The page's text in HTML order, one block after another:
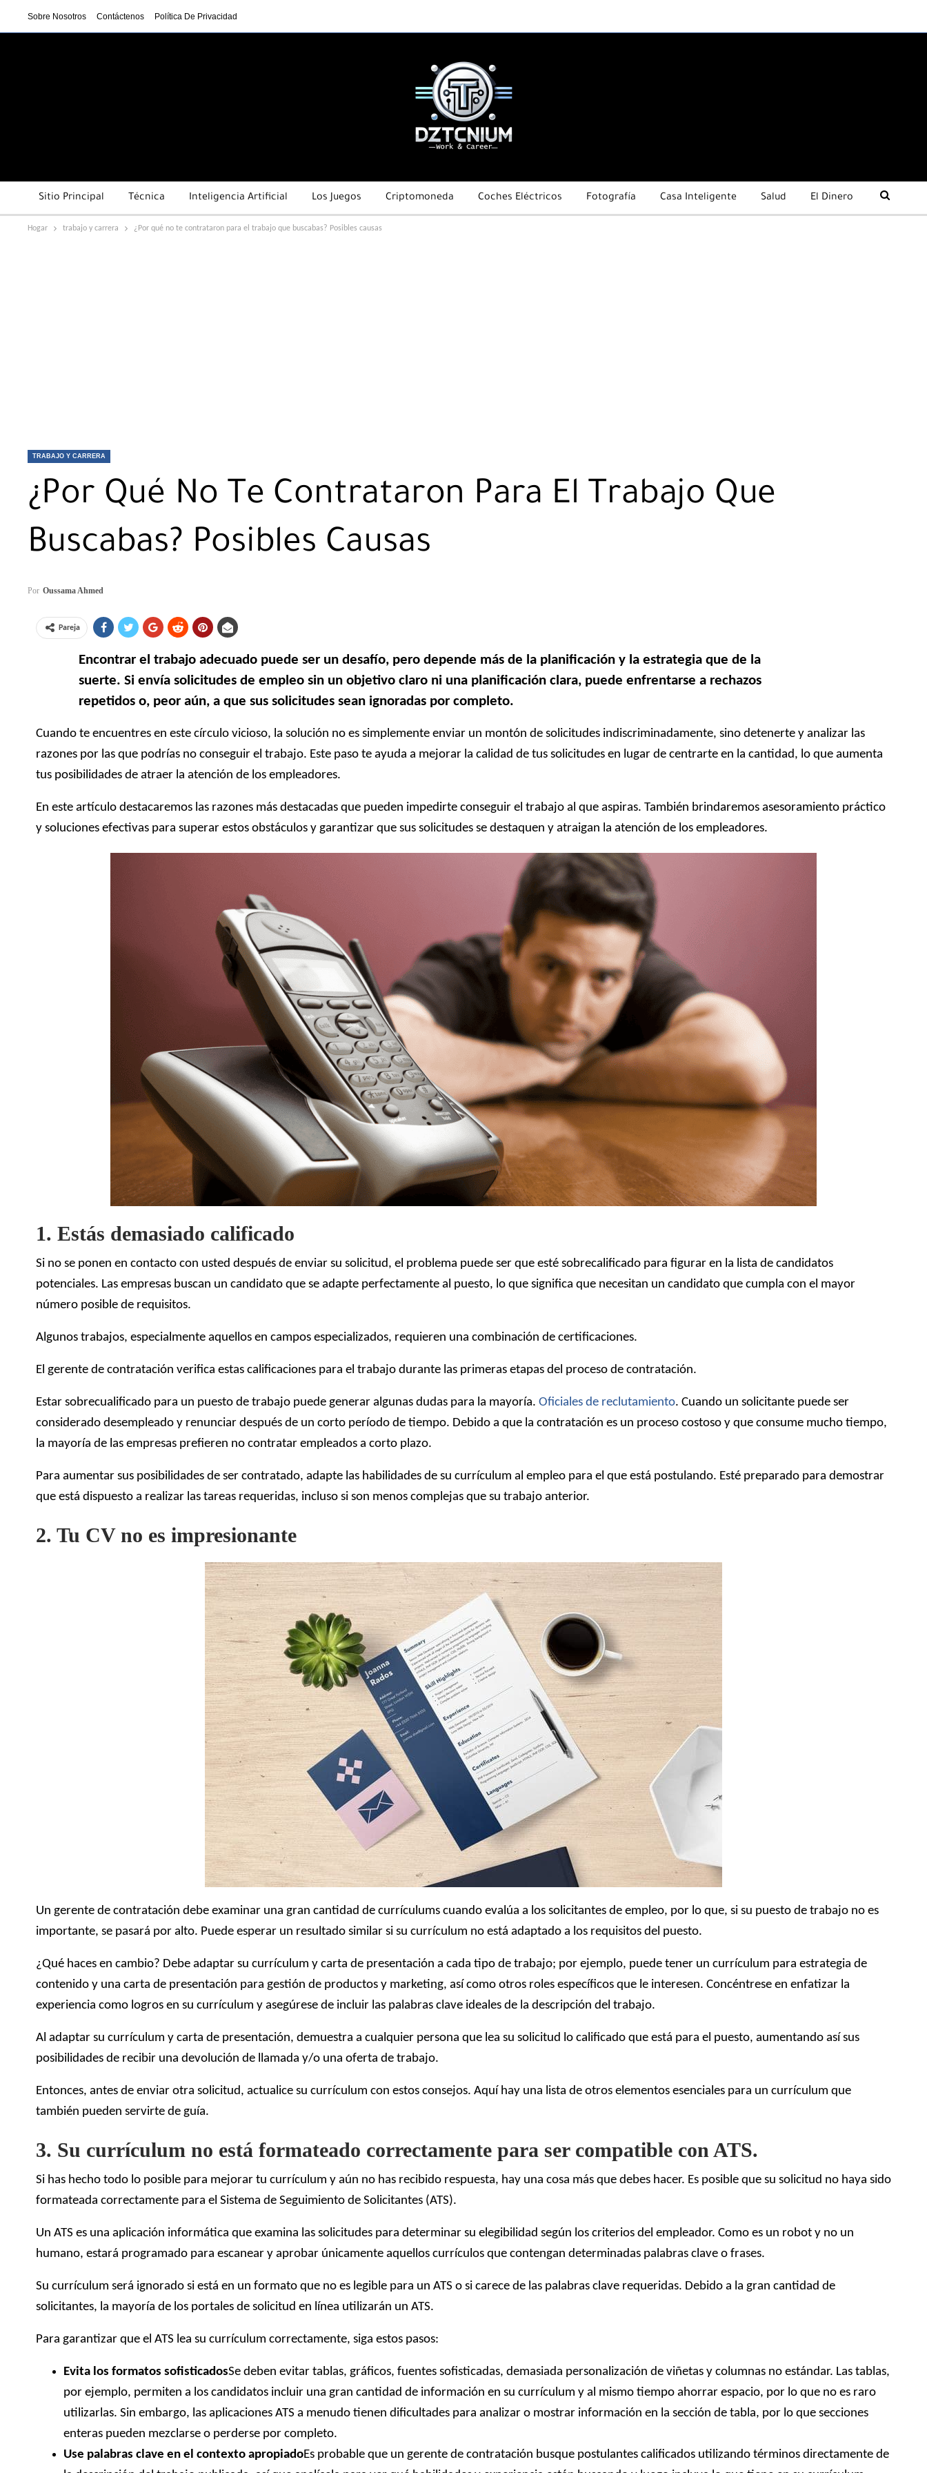
Sobre Nosotros Contáctenos Política De Privacidad
Sitio Principal Técnica Inteligencia Artificial Los Juegos Criptomoneda Coches Eléctricos Fotografía Casa Inteligente Salud El Dinero
Hogar trabajo y carrera ¿Por qué no te contrataron para el trabajo que buscabas? Posibles causas
TRABAJO Y CARRERA
¿Por Qué No Te Contrataron Para El Trabajo Que
Buscabas? Posibles Causas
Por Oussama Ahmed
Pareja
Encontrar el trabajo adecuado puede ser un desafío, pero depende más de la planificación y la estrategia que de la
suerte. Si envía solicitudes de empleo sin un objetivo claro ni una planificación clara, puede enfrentarse a rechazos
repetidos o, peor aún, a que sus solicitudes sean ignoradas por completo.
Cuando te encuentres en este círculo vicioso, la solución no es simplemente enviar un montón de solicitudes indiscriminadamente, sino detenerte y analizar las
razones por las que podrías no conseguir el trabajo. Este paso te ayuda a mejorar la calidad de tus solicitudes en lugar de centrarte en la cantidad, lo que aumenta
tus posibilidades de atraer la atención de los empleadores.
En este artículo destacaremos las razones más destacadas que pueden impedirte conseguir el trabajo al que aspiras. También brindaremos asesoramiento práctico
y soluciones efectivas para superar estos obstáculos y garantizar que sus solicitudes se destaquen y atraigan la atención de los empleadores.
1. Estás demasiado calificado
Si no se ponen en contacto con usted después de enviar su solicitud, el problema puede ser que esté sobrecalificado para figurar en la lista de candidatos
potenciales. Las empresas buscan un candidato que se adapte perfectamente al puesto, lo que significa que necesitan un candidato que cumpla con el mayor
número posible de requisitos.
Algunos trabajos, especialmente aquellos en campos especializados, requieren una combinación de certificaciones.
El gerente de contratación verifica estas calificaciones para el trabajo durante las primeras etapas del proceso de contratación.
Estar sobrecualificado para un puesto de trabajo puede generar algunas dudas para la mayoría. Oficiales de reclutamiento. Cuando un solicitante puede ser
considerado desempleado y renunciar después de un corto período de tiempo. Debido a que la contratación es un proceso costoso y que consume mucho tiempo,
la mayoría de las empresas prefieren no contratar empleados a corto plazo.
Para aumentar sus posibilidades de ser contratado, adapte las habilidades de su currículum al empleo para el que está postulando. Esté preparado para demostrar
que está dispuesto a realizar las tareas requeridas, incluso si son menos complejas que su trabajo anterior.
2. Tu CV no es impresionante
Un gerente de contratación debe examinar una gran cantidad de currículums cuando evalúa a los solicitantes de empleo, por lo que, si su puesto de trabajo no es
importante, se pasará por alto. Puede esperar un resultado similar si su currículum no está adaptado a los requisitos del puesto.
¿Qué haces en cambio? Debe adaptar su currículum y carta de presentación a cada tipo de trabajo; por ejemplo, puede tener un currículum para estrategia de
contenido y una carta de presentación para gestión de productos y marketing, así como otros roles específicos que le interesen. Concéntrese en enfatizar la
experiencia como logros en su currículum y asegúrese de incluir las palabras clave ideales de la descripción del trabajo.
Al adaptar su currículum y carta de presentación, demuestra a cualquier persona que lea su solicitud lo calificado que está para el puesto, aumentando así sus
posibilidades de recibir una devolución de llamada y/o una oferta de trabajo.
Entonces, antes de enviar otra solicitud, actualice su currículum con estos consejos. Aquí hay una lista de otros elementos esenciales para un currículum que
también pueden servirte de guía.
3. Su currículum no está formateado correctamente para ser compatible con ATS.
Si has hecho todo lo posible para mejorar tu currículum y aún no has recibido respuesta, hay una cosa más que debes hacer. Es posible que su solicitud no haya sido
formateada correctamente para el Sistema de Seguimiento de Solicitantes (ATS).
Un ATS es una aplicación informática que examina las solicitudes para determinar su elegibilidad según los criterios del empleador. Como es un robot y no un
humano, estará programado para escanear y aprobar únicamente aquellos currículos que contengan determinadas palabras clave o frases.
Su currículum será ignorado si está en un formato que no es legible para un ATS o si carece de las palabras clave requeridas. Debido a la gran cantidad de
solicitantes, la mayoría de los portales de solicitud en línea utilizarán un ATS.
Para garantizar que el ATS lea su currículum correctamente, siga estos pasos:
Evita los formatos sofisticadosSe deben evitar tablas, gráficos, fuentes sofisticadas, demasiada personalización de viñetas y columnas no estándar. Las tablas,
por ejemplo, permiten a los candidatos incluir una gran cantidad de información en su currículum y al mismo tiempo ahorrar espacio, por lo que no es raro
utilizarlas. Sin embargo, las aplicaciones ATS a menudo tienen dificultades para analizar o mostrar información en la sección de tabla, por lo que secciones
enteras pueden mezclarse o perderse por completo.
Use palabras clave en el contexto apropiadoEs probable que un gerente de contratación busque postulantes calificados utilizando términos directamente de